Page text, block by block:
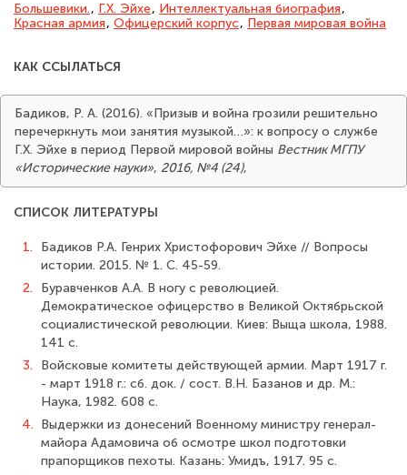
Большевики., Г.Х. Эйхе, Интеллектуальная биография,
Красная армия, Офицерский корпус, Первая мировая война
КАК ССЫЛАТЬСЯ
Бадиков, Р. А. (2016). «Призыв и война грозили решительно
перечеркнуть мои занятия музыкой…»: к вопросу о службе
Г.Х. Эйхе в период Первой мировой войны Вестник МГПУ
«Исторические науки», 2016, №4 (24),
СПИСОК ЛИТЕРАТУРЫ
1.
Бадиков Р.А. Генрих Христофорович Эйхе // Вопросы
истории. 2015. № 1. С. 45-59.
2.
Буравченков А.А. В ногу с революцией.
Демократическое офицерство в Вели­кой Октябрьской
социалистической революции. Киев: Выща школа, 1988.
141 с.
3.
Войсковые комитеты действующей армии. Март 1917 г.
- март 1918 г.: сб. док. / сост. В.Н. Базанов и др. М.:
Наука, 1982. 608 с.
4. Выдержки из донесений Военному министру генерал-
майора Адамовича об осмотре школ подготовки
прапорщиков пехоты. Казань: Умидъ, 1917. 95 с.